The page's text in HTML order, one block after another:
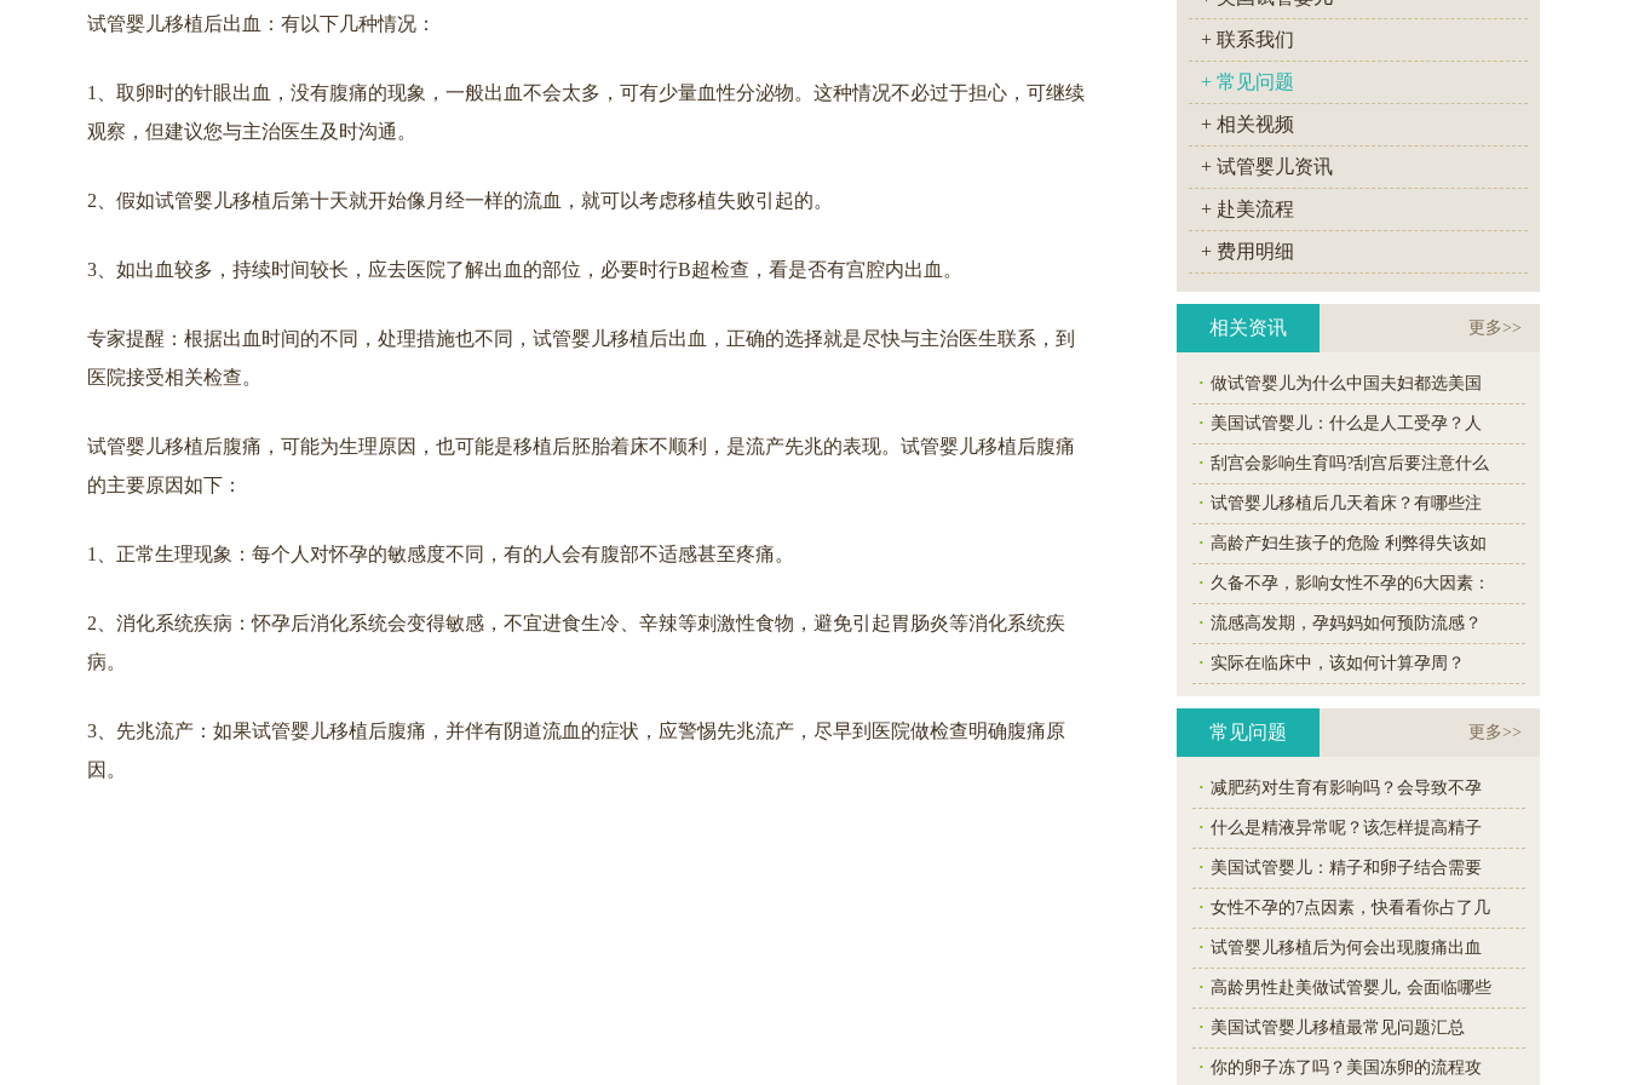
+ 联系我们
+ 常见问题
+ 相关视频
+ 试管婴儿资讯
+ 赴美流程
+ 费用明细
相关资讯 更多>>
· 做试管婴儿为什么中国夫妇都选美国
· 美国试管婴儿：什么是人工受孕？人
· 刮宫会影响生育吗?刮宫后要注意什么
· 试管婴儿移植后几天着床？有哪些注
· 高龄产妇生孩子的危险 利弊得失该如
· 久备不孕，影响女性不孕的6大因素：
· 流感高发期，孕妈妈如何预防流感？
· 实际在临床中，该如何计算孕周？
常见问题 更多>>
· 减肥药对生育有影响吗？会导致不孕
· 什么是精液异常呢？该怎样提高精子
· 美国试管婴儿：精子和卵子结合需要
· 女性不孕的7点因素，快看看你占了几
· 试管婴儿移植后为何会出现腹痛出血
· 高龄男性赴美做试管婴儿, 会面临哪些
· 美国试管婴儿移植最常见问题汇总
· 你的卵子冻了吗？美国冻卵的流程攻
试管婴儿移植后出血：有以下几种情况：
1、取卵时的针眼出血，没有腹痛的现象，一般出血不会太多，可有少量血性分泌物。这种情况不必过于担心，可继续
观察，但建议您与主治医生及时沟通。
2、假如试管婴儿移植后第十天就开始像月经一样的流血，就可以考虑移植失败引起的。
3、如出血较多，持续时间较长，应去医院了解出血的部位，必要时行B超检查，看是否有宫腔内出血。
专家提醒：根据出血时间的不同，处理措施也不同，试管婴儿移植后出血，正确的选择就是尽快与主治医生联系，到
医院接受相关检查。
试管婴儿移植后腹痛，可能为生理原因，也可能是移植后胚胎着床不顺利，是流产先兆的表现。试管婴儿移植后腹痛
的主要原因如下：
1、正常生理现象：每个人对怀孕的敏感度不同，有的人会有腹部不适感甚至疼痛。
2、消化系统疾病：怀孕后消化系统会变得敏感，不宜进食生冷、辛辣等刺激性食物，避免引起胃肠炎等消化系统疾
病。
3、先兆流产：如果试管婴儿移植后腹痛，并伴有阴道流血的症状，应警惕先兆流产，尽早到医院做检查明确腹痛原
因。